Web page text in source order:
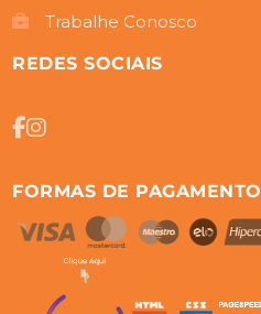
Trabalhe Conosco
REDES SOCIAIS
FORMAS DE PAGAMENTO